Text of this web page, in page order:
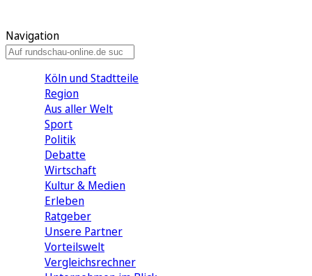
Navigation
Köln und Stadtteile
Region
Aus aller Welt
Sport
Politik
Debatte
Wirtschaft
Kultur & Medien
Erleben
Ratgeber
Unsere Partner
Vorteilswelt
Vergleichsrechner